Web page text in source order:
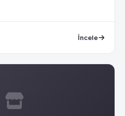
İncele